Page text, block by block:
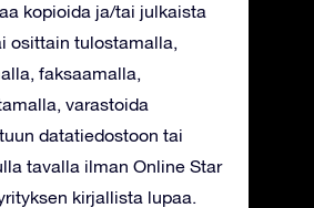
kopioida ja/tai julkaista
osittain tulostamalla,
faksaamalla,
varastoida
datatiedostoon tai
tavalla ilman Online Star
kirjallista lupaa.